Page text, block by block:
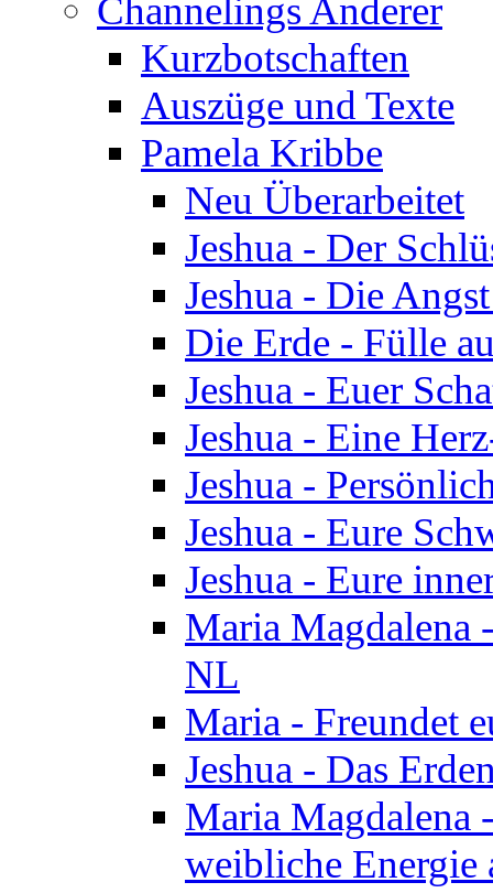
Channelings Anderer
Kurzbotschaften
Auszüge und Texte
Pamela Kribbe
Neu Überarbeitet
Jeshua - Der
Jeshua - Die
Die Erde - Fülle
Jeshua - Euer
Jeshua - Eine
Jeshua -
Jeshua - Eure
Jeshua - Eure
Maria Magdalena
NL
Maria - Freundet
Jeshua - Das
Maria Magdalena
weibliche Energie